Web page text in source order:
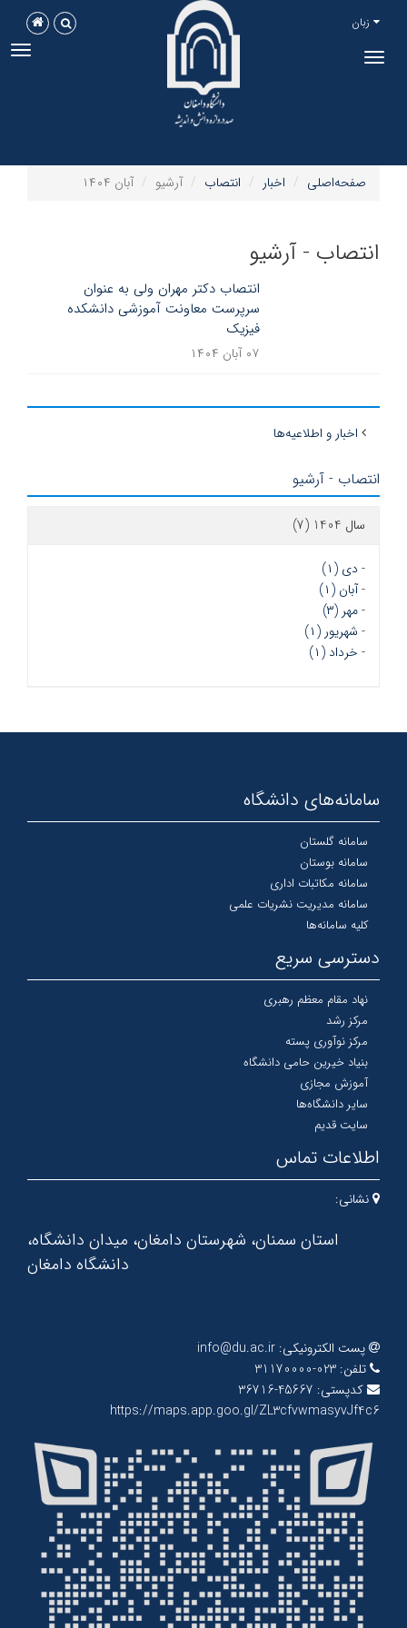
Toggle
زبان
صفحه‌اصلی اخبار انتصاب آرشیو آبان ۱۴۰۴
انتصاب - آرشیو
انتصاب دکتر مهران ولی به عنوان
سرپرست معاونت آموزشی دانشکده
فیزیک
۰۷ آبان ۱۴۰۴
اخبار و اطلاعیه‌ها
انتصاب - آرشیو
سال 1404 (7)
- دی (۱)
-آبان (۱)
-مهر (۳)
- شهریور (۱)
- خرداد (۱)
سامانه‌های دانشگاه
سامانه گلستان
سامانه بوستان
سامانه مکاتبات اداری
سامانه مدیریت نشریات علمی
کلیه سامانه‌ها
دسترسی سریع
نهاد مقام معظم رهبری
مرکز رشد
مرکز نوآوری پسته
بنیاد خیرین حامی دانشگاه
آموزش مجازی
سایر دانشگاه‌ها
سایت قدیم
اطلاعات تماس
نشانی:
استان سمنان، شهرستان دامغان، میدان دانشگاه،
دانشگاه دامغان
پست الکترونیکی: info@du.ac.ir
تلفن: 023-31170000
کدپستی: 45667-36716
https://maps.app.goo.gl/ZL3cfvwmasyvJf4c6